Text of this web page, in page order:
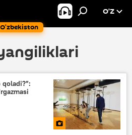
O‘zbekiston
O’Z
qoladi?”: